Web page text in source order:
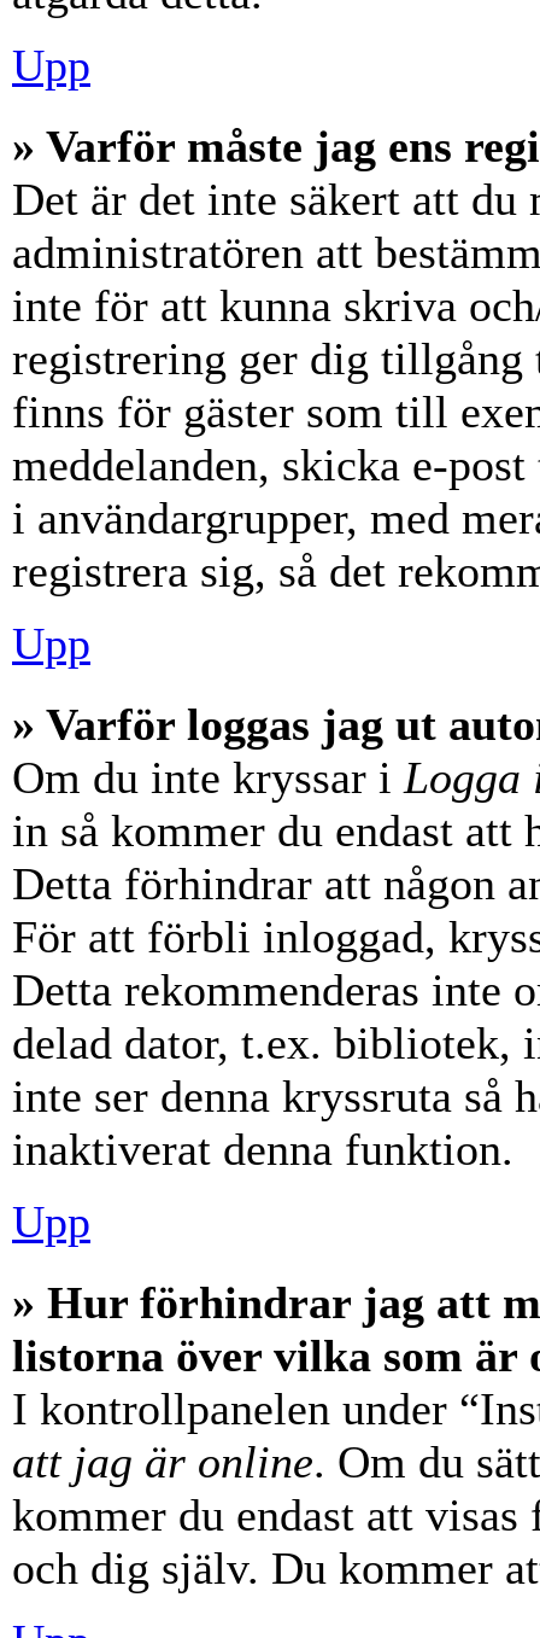
Upp
» Varför måste jag ens
Det är det inte säkert att
administratören att
inte för att kunna skriva
registrering ger dig
finns för gäster som till
meddelanden, skicka e-
i användargrupper, med
registrera sig, så det
Upp
» Varför loggas jag ut
Om du inte kryssar i Logga
in så kommer du endast
Detta förhindrar att någon
För att förbli inloggad,
Detta rekommenderas inte
delad dator, t.ex. bibliotek,
inte ser denna kryssruta så
inaktiverat denna funktion.
Upp
» Hur förhindrar jag att
listorna över vilka som är
I kontrollpanelen under
att jag är online. Om du
kommer du endast att
och dig själv. Du kommer